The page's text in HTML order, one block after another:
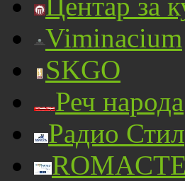
Viminacium
SKGO
Реч народа
Радио Стил